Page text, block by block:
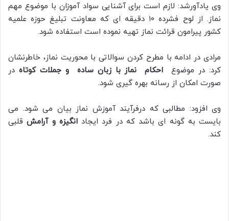
وی یادآورشد: لازم است برای آشنایی سواد آموزان با موضوع مهم
نماز. از لوح فشرده ۱۰ دقیقه ای که معاونت تبلیغ حوزه علمیه
کشور پیرامون قرائت نماز تهیه نموده است استفاده شود.
مرادی در ادامه با مطرح کردن سوالاتی با محوریت نماز، خاطرنشان
کرد: در موضوع
احکام نماز با زبان ساده و جملات کوتاه در
صورت امکان از رسانه بهره گیری شود.
وی افزود: مطالبی که درفرآیند آموزش نماز بیان می شود. می
بایست به گونه ای باشد که در فرد ایجادانگیزه و آرامشقلبی
کند.